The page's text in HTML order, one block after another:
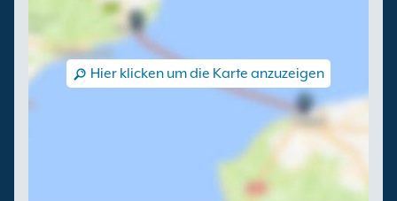
Hier klicken um die Karte anzuzeigen